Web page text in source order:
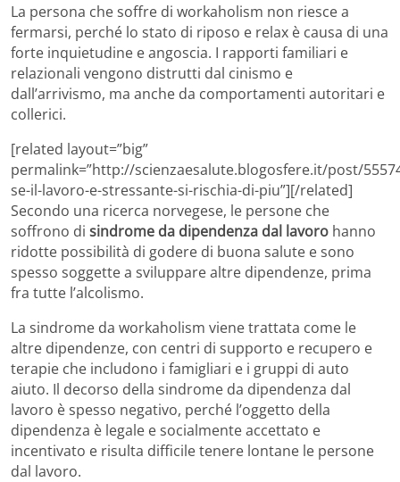
La persona che soffre di workaholism non riesce a
fermarsi, perché lo stato di riposo e relax è causa di una
forte inquietudine e angoscia. I rapporti familiari e
relazionali vengono distrutti dal cinismo e
dall’arrivismo, ma anche da comportamenti autoritari e
collerici.
[related layout=”big”
permalink=”http://scienzaesalute.blogosfere.it/post/
se-il-lavoro-e-stressante-si-rischia-di-piu”][/related]
Secondo una ricerca norvegese, le persone che
soffrono di sindrome da dipendenza dal lavoro hanno
ridotte possibilità di godere di buona salute e sono
spesso soggette a sviluppare altre dipendenze, prima
fra tutte l’alcolismo.
La sindrome da workaholism viene trattata come le
altre dipendenze, con centri di supporto e recupero e
terapie che includono i famigliari e i gruppi di auto
aiuto. Il decorso della sindrome da dipendenza dal
lavoro è spesso negativo, perché l’oggetto della
dipendenza è legale e socialmente accettato e
incentivato e risulta difficile tenere lontane le persone
dal lavoro.